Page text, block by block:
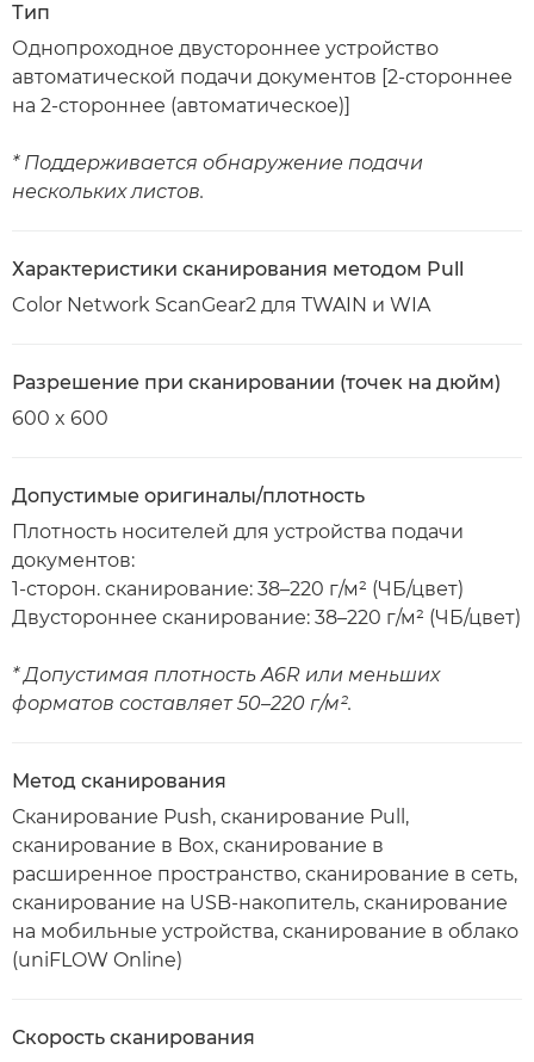
Тип
Однопроходное двустороннее устройство
автоматической подачи документов [2-стороннее
на 2-стороннее (автоматическое)]
* Поддерживается обнаружение подачи
нескольких листов.
Характеристики сканирования методом Pull
Color Network ScanGear2 для TWAIN и WIA
Разрешение при сканировании (точек на дюйм)
600 x 600
Допустимые оригиналы/плотность
Плотность носителей для устройства подачи
документов:
1-сторон. сканирование: 38–220 г/м² (ЧБ/цвет)
Двустороннее сканирование: 38–220 г/м² (ЧБ/цвет)
* Допустимая плотность A6R или меньших
форматов составляет 50–220 г/м².
Метод сканирования
Сканирование Push, сканирование Pull,
сканирование в Box, сканирование в
расширенное пространство, сканирование в сеть,
сканирование на USB-накопитель, сканирование
на мобильные устройства, сканирование в облако
(uniFLOW Online)
Скорость сканирования